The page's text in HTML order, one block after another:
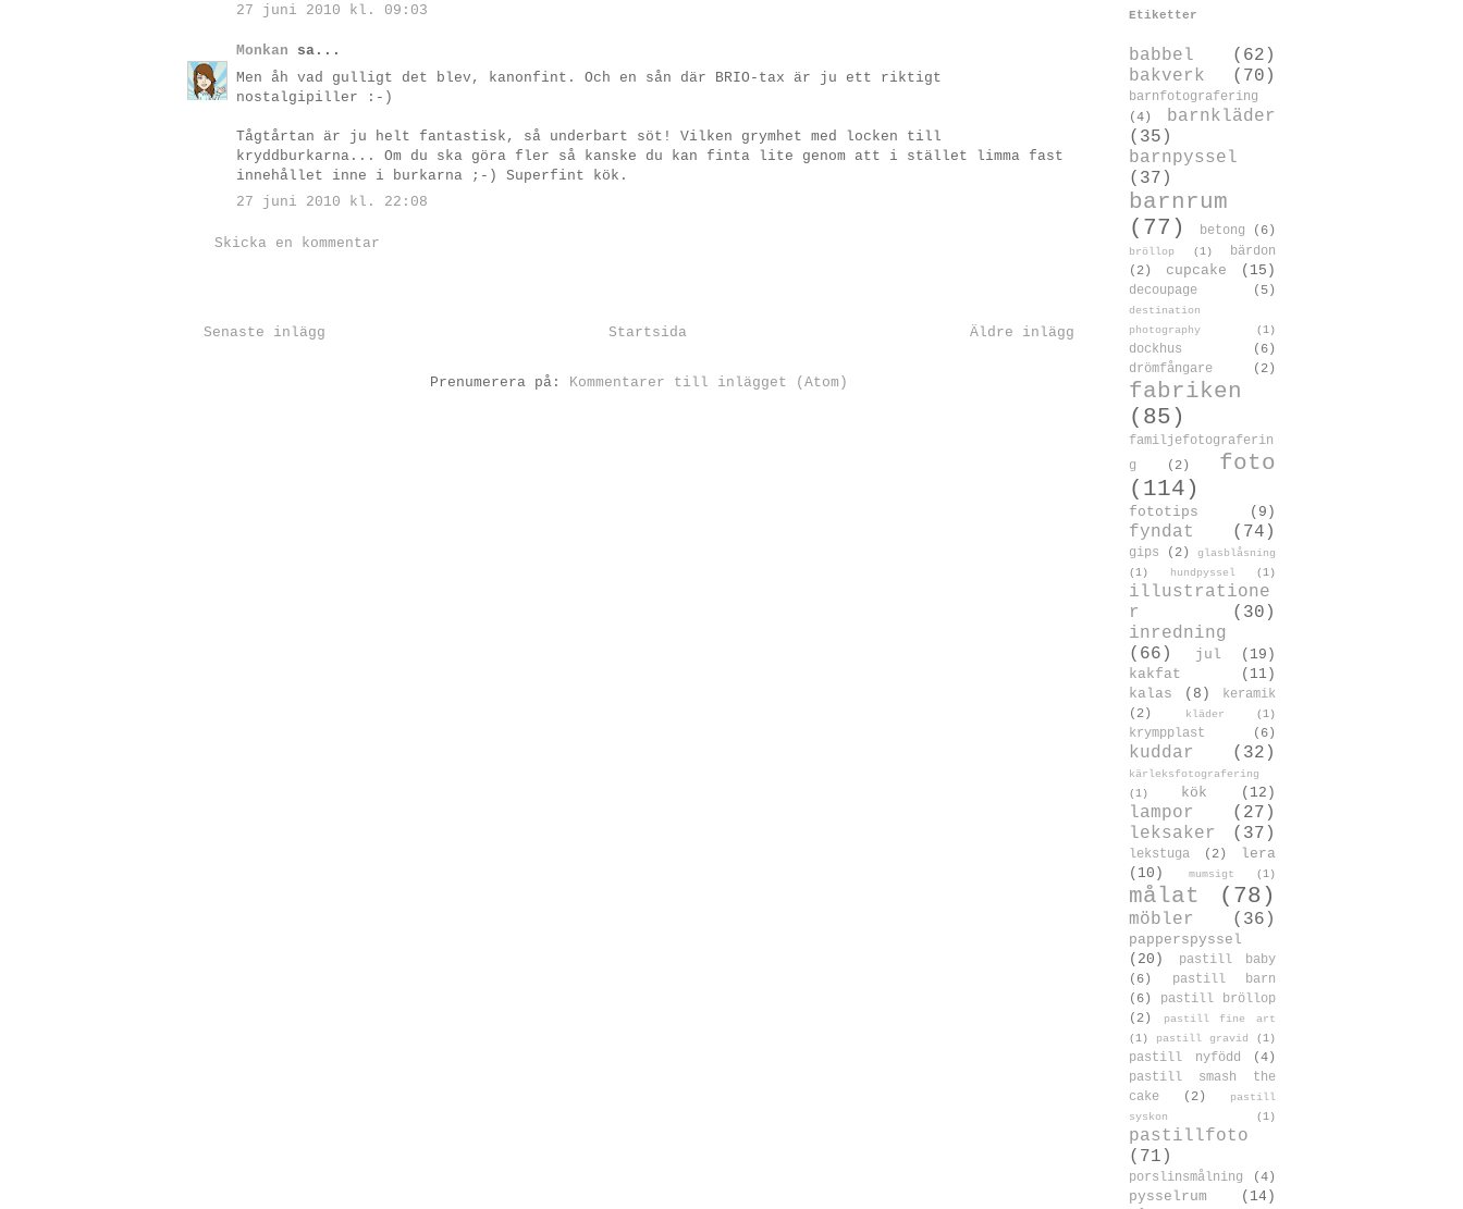
27 juni 2010 kl. 09:03
Monkan sa...
Men åh vad gulligt det blev, kanonfint. Och en sån där BRIO-tax är ju ett riktigt
nostalgipiller :-)
Tågtårtan är ju helt fantastisk, så underbart söt! Vilken grymhet med locken till
kryddburkarna... Om du ska göra fler så kanske du kan finta lite genom att i stället limma fast
innehållet inne i burkarna ;-) Superfint kök.
27 juni 2010 kl. 22:08
Skicka en kommentar
Senaste inlägg Äldre inlägg
Startsida
Prenumerera på: Kommentarer till inlägget (Atom)
Etiketter
babbel
(62)
bakverk
(70)
barnfotografering
(4)
barnkläder
(35)
barnpyssel
(37)
barnrum
(77)
betong (6)
bröllop (1)
bärdon
(2)
cupcake (15)
decoupage (5)
destination
photography
(1)
dockhus
(6)
drömfångare
(2)
fabriken
(85)
familjefotograferin
g
(2)
foto
(114)
fototips (9)
fyndat (74)
gips (2)
glasblåsning
(1)
hundpyssel (1)
illustratione
r
(30)
inredning
(66)
jul
(19)
kakfat
(11)
kalas
(8)
keramik
(2)
kläder (1)
krympplast (6)
kuddar (32)
kärleksfotografering
(1)
kök (12)
lampor
(27)
leksaker
(37)
lekstuga (2)
lera
(10)
mumsigt (1)
målat (78)
möbler (36)
papperspyssel
(20)
pastill baby
(6)
pastill barn
(6)
pastill bröllop
(2)
pastill fine art
(1)
pastill gravid (1)
pastill nyfödd
(4)
pastill smash the
cake
(2)
pastill
syskon
(1)
pastillfoto
(71)
porslinsmålning (4)
pysselrum
(14)